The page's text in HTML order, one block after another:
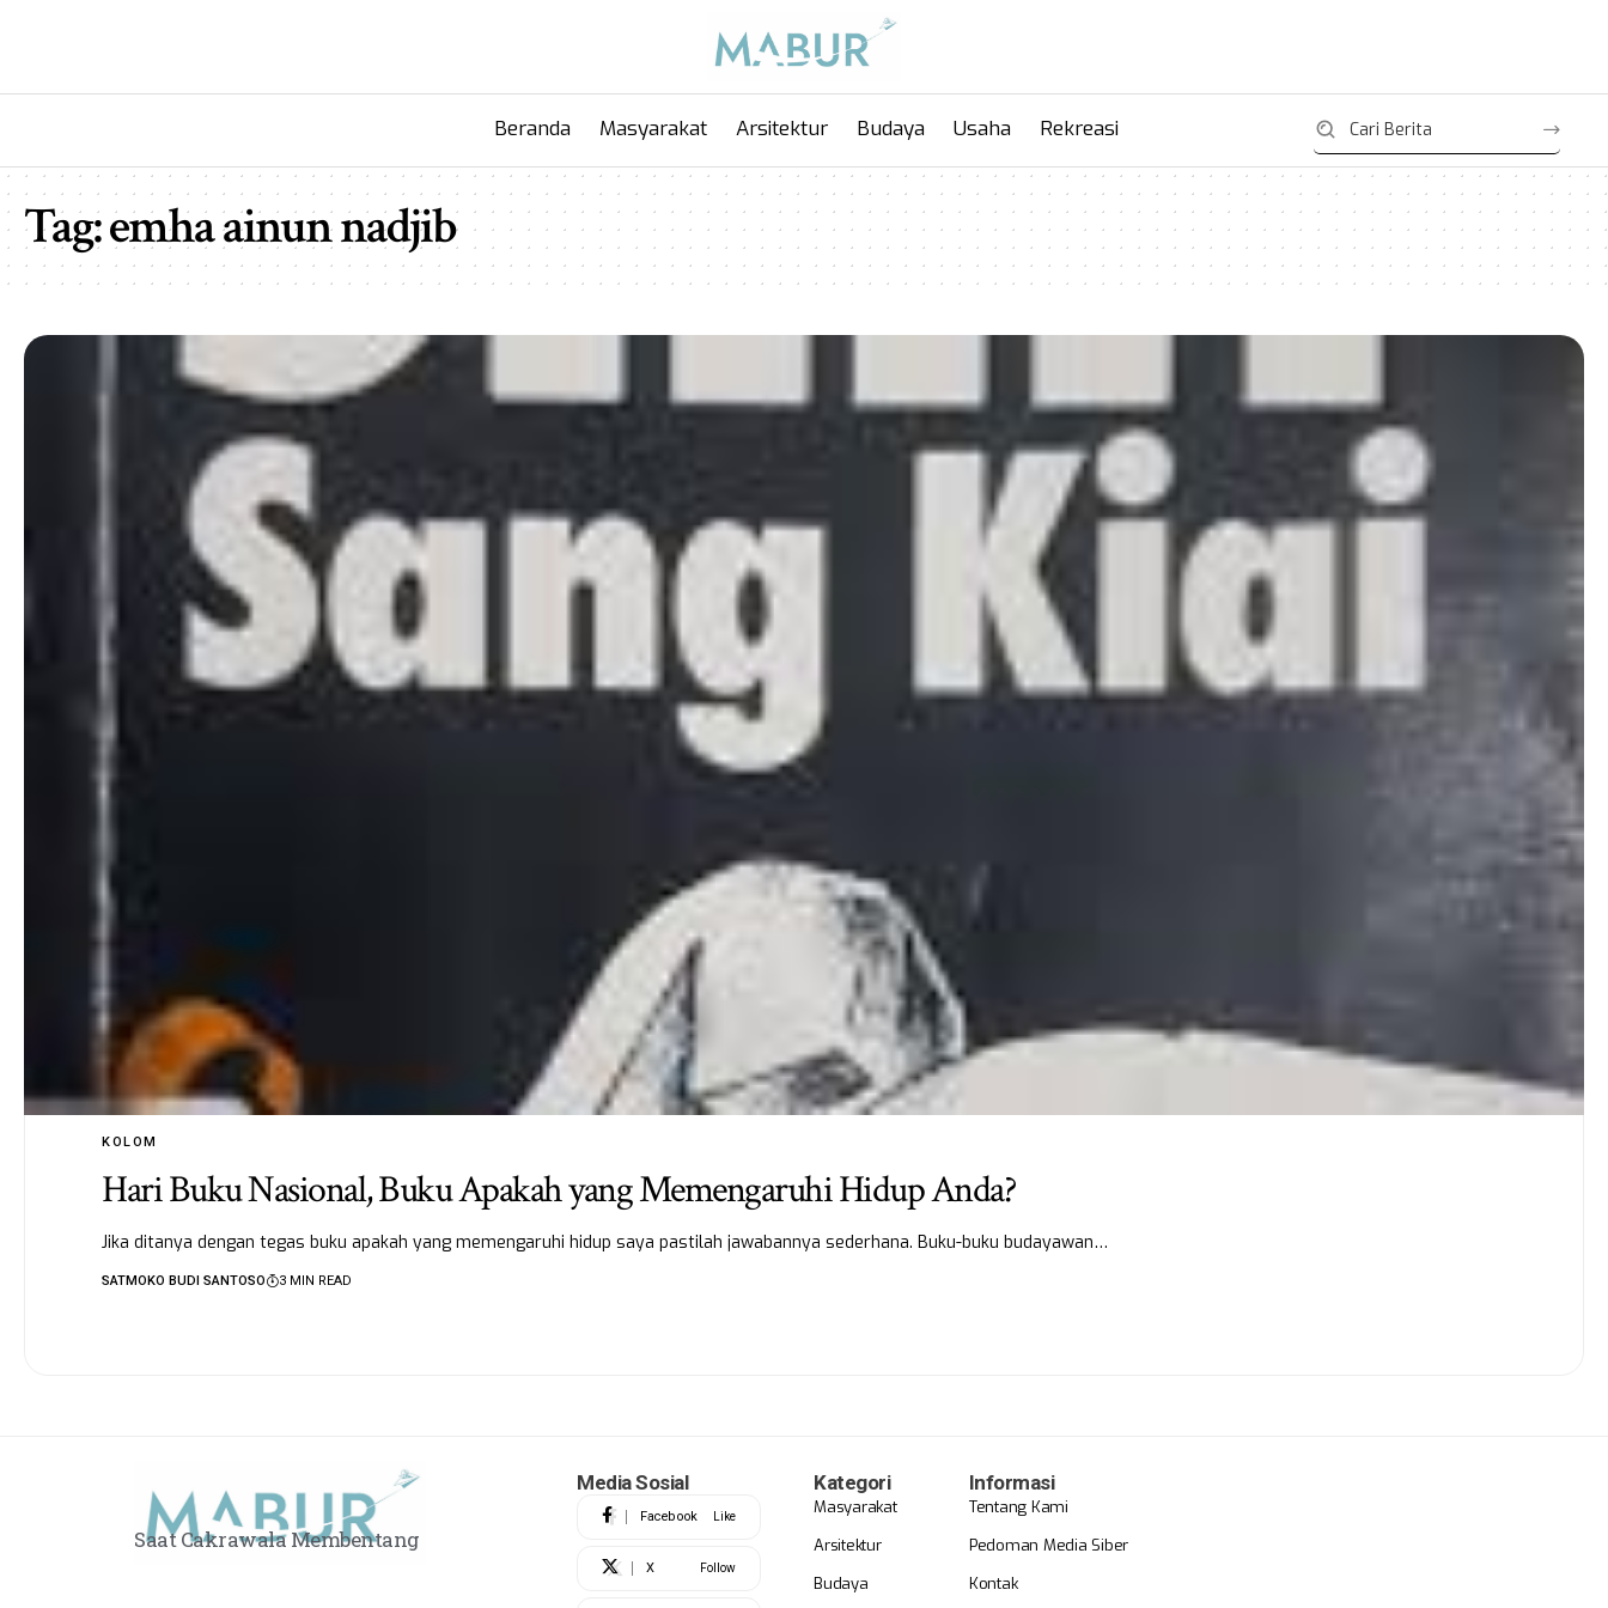
Beranda Masyarakat Arsitektur Budaya Usaha Rekreasi
Tag:emha ainun nadjib
KOLOM
Hari Buku Nasional, Buku Apakah yang Memengaruhi Hidup Anda?
Jika ditanya dengan tegas buku apakah yang memengaruhi hidup saya pastilah jawabannya sederhana. Buku-buku budayawan…
SATMOKO BUDI SANTOSO 3 MIN READ
Saat Cakrawala Membentang
Media Sosial
Facebook Like
X Follow
Kategori
Masyarakat
Arsitektur
Budaya
Informasi
Tentang Kami
Pedoman Media Siber
Kontak